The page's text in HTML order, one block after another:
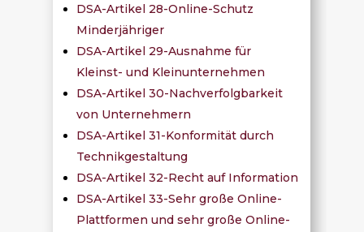
DSA-Artikel 28-Online-Schutz
Minderjähriger
DSA-Artikel 29-Ausnahme für
Kleinst- und Kleinunternehmen
DSA-Artikel 30-Nachverfolgbarkeit
von Unternehmern
DSA-Artikel 31-Konformität durch
Technikgestaltung
DSA-Artikel 32-Recht auf Information
DSA-Artikel 33-Sehr große Online-
Plattformen und sehr große Online-